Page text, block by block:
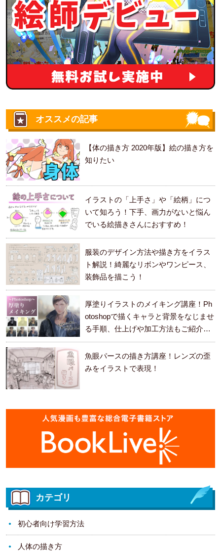
オススメの記事
【体の描き方 2020年版】絵の描き方を
知りたい
イラストの「上手さ」や「絵柄」につ
いて知ろう！下手、画力がないと悩ん
でいる絵描きさんにおすすめ！
服装のデザイン方法や描き方をイラス
ト解説！綺麗なリボンやワンピース、
装飾品を描こう！
厚塗りイラストのメイキング講座！Ph
otoshopで描くキャラと背景をなじませ
る手順、仕上げや加工方法もご紹介し
ます。
魚眼パースの描き方講座！レンズの歪
みをイラストで表現！
カテゴリ
初心者向け学習方法
人体の描き方